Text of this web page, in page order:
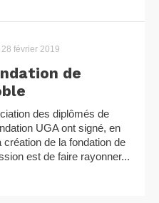
28 février 2019
de
des diplômés de
UGA ont signé, en
de la fondation de
est de faire rayonner...